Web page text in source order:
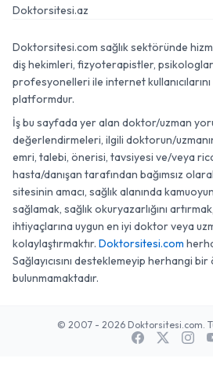
Doktorsitesi.az
Doktorsitesi.com sağlık sektöründe
diş hekimleri, fizyoterapistler, psikologlar
profesyonelleri ile internet kullanıcılarını
platformdur.
İş bu sayfada yer alan doktor/uzman
değerlendirmeleri, ilgili doktorun/
emri, talebi, önerisi, tavsiyesi ve/veya
hasta/danışan tarafından bağımsız
sitesinin amacı, sağlık alanında
sağlamak, sağlık okuryazarlığını
ihtiyaçlarına uygun en iyi doktor veya
kolaylaştırmaktır. Doktorsitesi.com
Sağlayıcısını desteklemeyip herhangi
bulunmamaktadır.
© 2007 - 2026 Doktorsitesi.com.